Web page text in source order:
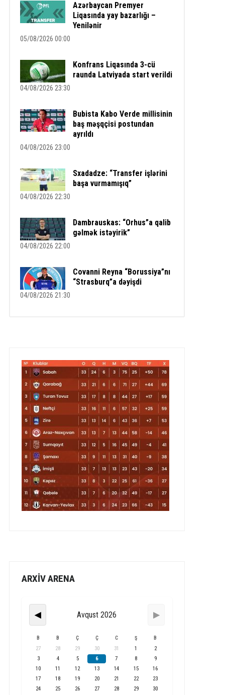
Azərbaycan Premyer
Liqasında yay bazarlığı –
Yenilənir
05/08/2026 00:00
Konfrans Liqasında 3-cü
raunda Latviyada start verildi
04/08/2026 23:30
Bubista Kabo Verde millisinin
baş məşqçisi postundan
ayrıldı
04/08/2026 23:00
Sxadadze: “Transfer işlərini
başa vurmamışıq”
04/08/2026 22:30
Dambrauskas: “Orhus”a qalib
gəlmək istəyirik”
04/08/2026 22:00
Covanni Reyna “Borussiya”nı
“Strasburq”a dəyişdi
04/08/2026 21:30
ARXİV ARENA
◀ Avqust 2026 ▶
B B Ç Ç C Ş B
27 28 29 30 31 1
2
3
4 5 6 7 8
9
10
11 12 13 14 15
16
17
18 19 20 21 22
23
24
25 26 27 28 29
30